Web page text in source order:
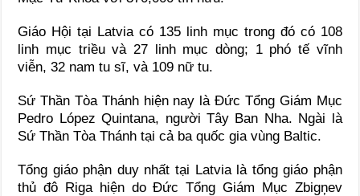
Giáo Hội tại Latvia có 135 linh mục trong đó có 108
linh mục triều và 27 linh mục dòng; 1 phó tế vĩnh
viễn, 32 nam tu sĩ, và 109 nữ tu.
Sứ Thần Tòa Thánh hiện nay là Đức Tổng Giám Mục
Pedro López Quintana, người Tây Ban Nha. Ngài là
Sứ Thần Tòa Thánh tại cả ba quốc gia vùng Baltic.
Tổng giáo phận duy nhất tại Latvia là tổng giáo phận
thủ đô Riga hiện do Đức Tổng Giám Mục Zbigņev